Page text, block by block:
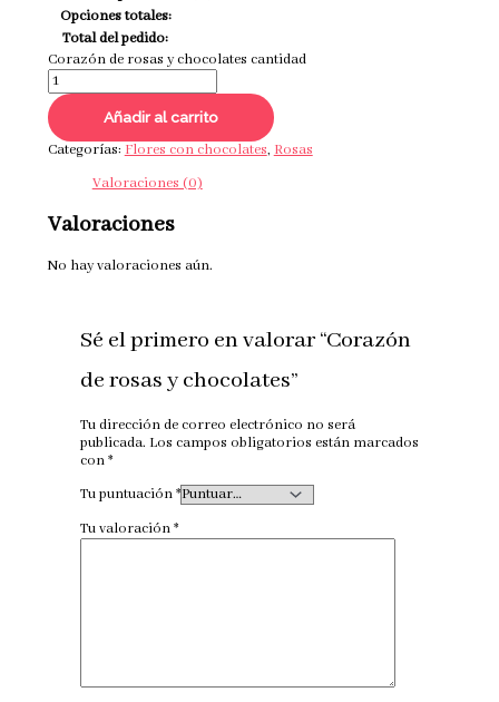
Opciones totales:
Total del pedido:
Corazón de rosas y chocolates cantidad
Añadir al carrito
Categorías:Flores con chocolates,Rosas
Valoraciones (0)
Valoraciones
No hay valoraciones aún.
Sé el primero en valorar “Corazón
de rosas y chocolates”
Tu dirección de correo electrónico no será
publicada. Los campos obligatorios están marcados
con*
Tu puntuación*
Tu valoración*